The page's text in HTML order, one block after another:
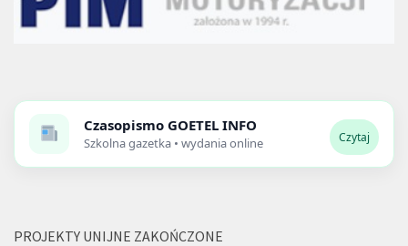
Czasopismo GOETEL INFO
Szkolna gazetka • wydania online Czytaj
PROJEKTY UNIJNE ZAKOŃCZONE